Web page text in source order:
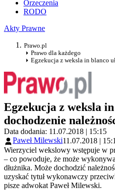
Orzeczenia
RODO
Akty Prawne
Prawo.pl
Prawo dla każdego
Egzekucja z weksla in blanco
Egzekucja z weksla
dochodzenie
Data dodania: 11.07.2018 | 15:15
Paweł Milewski11.07.2018 |
Wierzyciel wekslowy wstępuje w
– co powoduje, że może
dłużnika. Może dochodzić
uzyskać tytuł wykonawczy
pisze adwokat Paweł Milewski.